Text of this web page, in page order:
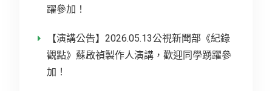
躍參加！
【演講公告】2026.05.13公視新聞部《紀錄
觀點》蘇啟禎製作人演講，歡迎同學踴躍參
加！